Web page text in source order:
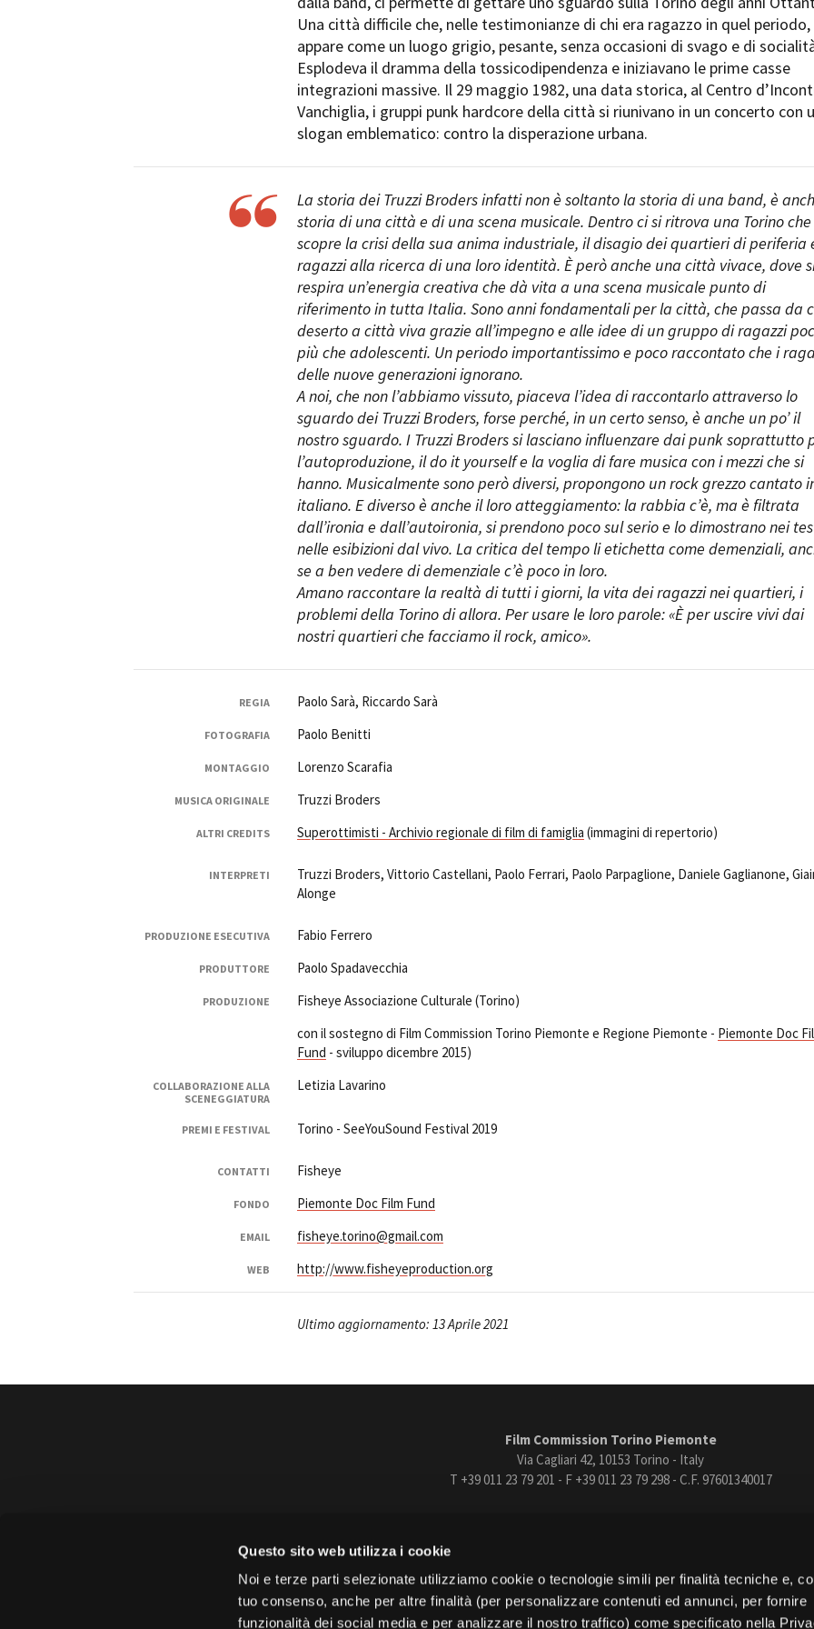
Questo sito web utilizza i cookie
Noi e terze parti selezionate utilizziamo cookie o tecnologie simili per finalità tecniche e,
tuo consenso, anche per altre finalità (per personalizzare contenuti ed annunci, per fornire
funzionalità dei social media e per analizzare il nostro traffico) come specificato nella
Open Day
Ciak in TOur!
Amministrazione trasparente Bandi e gare Contatti Privacy Cookie policy
Una città difficile che, nelle testimonianze di chi era ragazzo in quel periodo,
appare come un luogo grigio, pesante, senza occasioni di svago e di
Esplodeva il dramma della tossicodipendenza e iniziavano le prime casse
integrazioni massive. Il 29 maggio 1982, una data storica, al Centro
Vanchiglia, i gruppi punk hardcore della città si riunivano in un concerto con
slogan emblematico: contro la disperazione urbana.
La storia dei Truzzi Broders infatti non è soltanto la storia di una band, è
storia di una città e di una scena musicale. Dentro ci si ritrova una Torino che
scopre la crisi della sua anima industriale, il disagio dei quartieri di periferia
ragazzi alla ricerca di una loro identità. È però anche una città vivace, dove
respira un’energia creativa che dà vita a una scena musicale punto di
riferimento in tutta Italia. Sono anni fondamentali per la città, che passa da
deserto a città viva grazie all’impegno e alle idee di un gruppo di ragazzi
più che adolescenti. Un periodo importantissimo e poco raccontato che i
delle nuove generazioni ignorano.
A noi, che non l’abbiamo vissuto, piaceva l’idea di raccontarlo attraverso lo
sguardo dei Truzzi Broders, forse perché, in un certo senso, è anche un po’ il
nostro sguardo. I Truzzi Broders si lasciano influenzare dai punk soprattutto
l’autoproduzione, il do it yourself e la voglia di fare musica con i mezzi che si
hanno. Musicalmente sono però diversi, propongono un rock grezzo cantato
italiano. E diverso è anche il loro atteggiamento: la rabbia c’è, ma è filtrata
dall’ironia e dall’autoironia, si prendono poco sul serio e lo dimostrano nei
nelle esibizioni dal vivo. La critica del tempo li etichetta come demenziali,
se a ben vedere di demenziale c’è poco in loro.
Amano raccontare la realtà di tutti i giorni, la vita dei ragazzi nei quartieri, i
problemi della Torino di allora. Per usare le loro parole: «È per uscire vivi dai
nostri quartieri che facciamo il rock, amico».
REGIA Paolo Sarà, Riccardo Sarà
FOTOGRAFIA Paolo Benitti
MONTAGGIO Lorenzo Scarafia
MUSICA ORIGINALE Truzzi Broders
ALTRI CREDITS Superottimisti - Archivio regionale di film di famiglia (immagini di repertorio)
INTERPRETI
Truzzi Broders, Vittorio Castellani, Paolo Ferrari, Paolo Parpaglione, Daniele Gaglianone,
Alonge
PRODUZIONE ESECUTIVA Fabio Ferrero
PRODUTTORE Paolo Spadavecchia
PRODUZIONE
Fisheye Associazione Culturale (Torino)
con il sostegno di Film Commission Torino Piemonte e Regione Piemonte - Piemonte Doc
Fund - sviluppo dicembre 2015)
COLLABORAZIONE ALLA
SCENEGGIATURA
Letizia Lavarino
PREMI E FESTIVAL Torino - SeeYouSound Festival 2019
CONTATTI Fisheye
FONDO Piemonte Doc Film Fund
EMAIL fisheye.torino@gmail.com
WEB http://www.fisheyeproduction.org
Ultimo aggiornamento: 13 Aprile 2021
Film Commission Torino Piemonte
Via Cagliari 42, 10153 Torino - Italy
T +39 011 23 79 201 - F +39 011 23 79 298 - C.F. 97601340017
FacebookInstagramYoutubeVimeo